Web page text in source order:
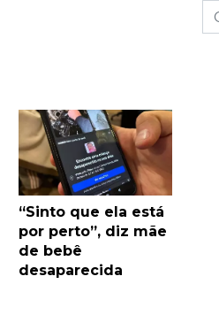
“Sinto que ela está
por perto”, diz mãe
de bebê
desaparecida